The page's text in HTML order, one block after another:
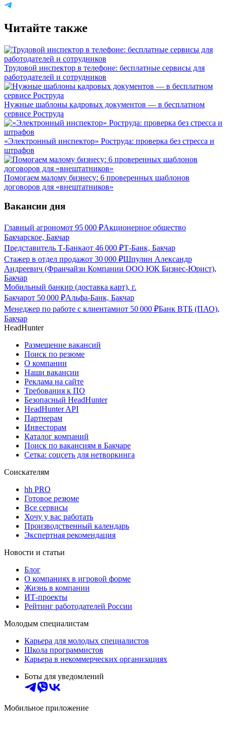
Читайте также
Трудовой инспектор в телефоне: бесплатные сервисы для
работодателей и сотрудников
Нужные шаблоны кадровых документов — в бесплатном
сервисе Роструда
«Электронный инспектор» Роструда: проверка без стресса и
штрафов
Помогаем малому бизнесу: 6 проверенных шаблонов
договоров для «внештатников»
Вакансии дня
Главный агрономот 95 000 ₽Акционерное общество
Бакчарское, Бакчар
Представитель Т-Банкаот 46 000 ₽Т-Банк, Бакчар
Стажер в отдел продажот 30 000 ₽Шпулин Александр
Андреевич (Франчайзи Компании ООО ЮК Бизнес-Юрист),
Бакчар
Мобильный банкир (доставка карт), г.
Бакчарот 50 000 ₽Альфа-Банк, Бакчар
Менеджер по работе с клиентамиот 50 000 ₽Банк ВТБ (ПАО),
Бакчар
HeadHunter
Размещение вакансий
Поиск по резюме
О компании
Наши вакансии
Реклама на сайте
Требования к ПО
Безопасный HeadHunter
HeadHunter API
Партнерам
Инвесторам
Каталог компаний
Поиск по вакансиям в Бакчаре
Сетка: соцсеть для нетворкинга
Соискателям
hh PRO
Готовое резюме
Все сервисы
Хочу у вас работать
Производственный календарь
Экспертная рекомендация
Новости и статьи
Блог
О компаниях в игровой форме
Жизнь в компании
ИТ-проекты
Рейтинг работодателей России
Молодым специалистам
Карьера для молодых специалистов
Школа программистов
Карьера в некоммерческих организациях
Боты для уведомлений
Мобильное приложение